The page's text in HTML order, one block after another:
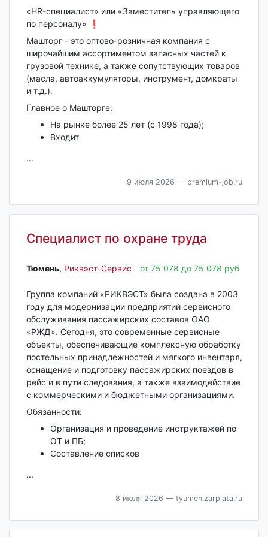
«HR-специалист» или «Заместитель управляющего
по персоналу» ❗
Машторг - это оптово-розничная компания с
широчайшим ассортиментом запасных частей к
грузовой технике, а также сопутствующих товаров
(масла, автоаккумуляторы, инструмент, домкраты
и т.д.).
Главное о Машторге:
На рынке более 25 лет (с 1998 года);
Входит
...
9 июля 2026 — premium-job.ru
Специалист по охране труда
Тюмень‎, Риквэст-Сервис от 75 078 до 75 078 руб
Группа компаний «РИКВЭСТ» была создана в 2003
году для модернизации предприятий сервисного
обслуживания пассажирских составов ОАО
«РЖД». Сегодня, это современные сервисные
объекты, обеспечивающие комплексную обработку
постельных принадлежностей и мягкого инвентаря,
оснащение и подготовку пассажирских поездов в
рейс и в пути следования, а также взаимодействие
с коммерческими и бюджетными организациями.
Обязанности:
Организация и проведение инструктажей по
ОТ и ПБ;
Составление списков
...
8 июля 2026 — tyumen.zarplata.ru